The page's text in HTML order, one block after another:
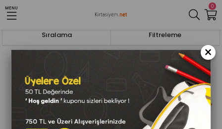
0
MENUAnasayfa Silgiler
Filtreleme
Sıralama
×